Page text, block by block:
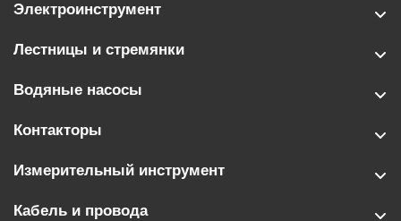
Электроинструмент
Лестницы и стремянки
Водяные насосы
Контакторы
Измерительный инструмент
Кабель и провода